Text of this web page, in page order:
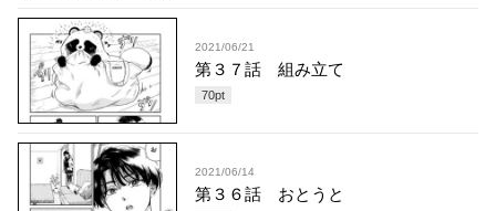
2021/06/21
第３７話 組み立て
70pt
2021/06/14
第３６話 おとうと